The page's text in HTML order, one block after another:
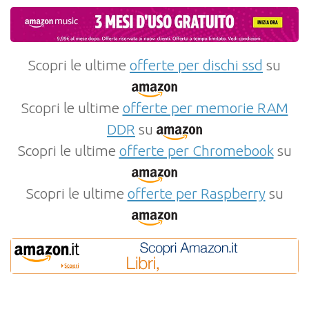
Scopri le ultime offerte per dischi ssd su
Scopri le ultime offerte per memorie RAM
DDR su
Scopri le ultime offerte per Chromebooksu
Scopri le ultime offerte per Raspberrysu